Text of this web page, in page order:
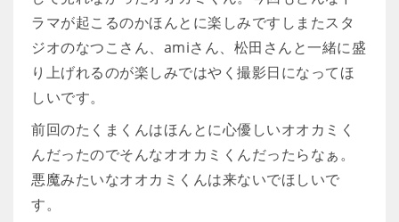
ラマが起こるのかほんとに楽しみですしまたスタ
ジオのなつこさん、amiさん、松田さんと一緒に盛
り上げれるのが楽しみではやく撮影日になってほ
しいです。
前回のたくまくんはほんとに心優しいオオカミく
んだったのでそんなオオカミくんだったらなぁ。
悪魔みたいなオオカミくんは来ないでほしいで
す。